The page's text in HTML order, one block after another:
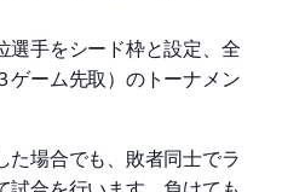
選手をシード枠と設定、全
ゲーム先取）のトーナメン
場合でも、敗者同士でラ